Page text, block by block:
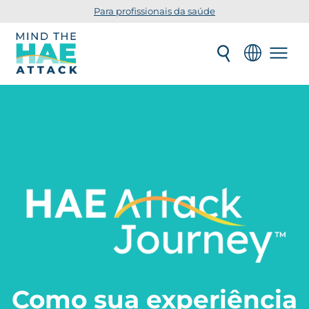
Para profissionais da saúde
Como sua experiência
PARA OBTER A MELHOR